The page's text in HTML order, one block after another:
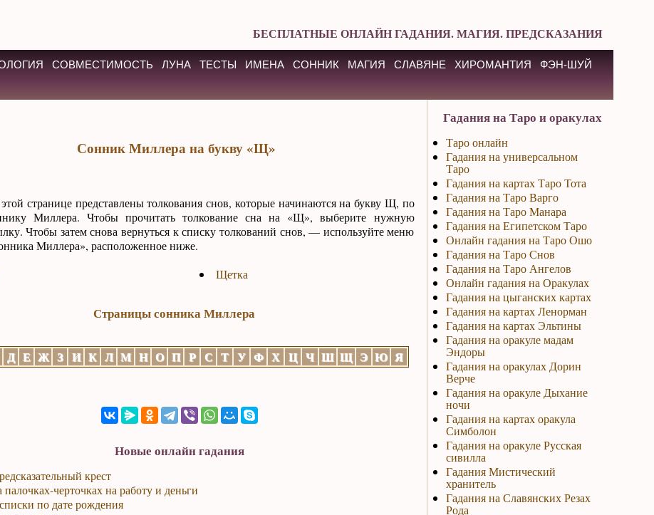
БЕСПЛАТНЫЕ ОНЛАЙН ГАДАНИЯ. МАГИЯ. ПРЕДСКАЗАНИЯ
СОВМЕСТИМОСТЬ ЛУНА ТЕСТЫ ИМЕНА СОННИК МАГИЯ СЛАВЯНЕ ХИРОМАНТИЯ
ФЭН-ШУЙ
Сонник Миллера на букву «Щ»
странице представлены толкования снов, которые начинаются на букву Щ, по
Миллера. Чтобы прочитать толкование сна на «Щ», выберите нужную
Чтобы затем снова вернуться к списку толкований снов, — используйте меню
Миллера», расположенное ниже.
Щетка
Страницы сонника Миллера
Д Е Ж З И К Л М Н О П Р С Т У Ф Х Ц Ч Ш Щ Э Ю Я
Новые онлайн гадания
крест
палочках-черточках на работу и деньги
по дате рождения
Гадания на Таро и оракулах
Таро онлайн
Гадания на универсальном
Таро
Гадания на картах Таро Тота
Гадания на Таро Варго
Гадания на Таро Манара
Гадания на Египетском Таро
Онлайн гадания на Таро Ошо
Гадания на Таро Снов
Гадания на Таро Ангелов
Онлайн гадания на Оракулах
Гадания на цыганских картах
Гадания на картах Ленорман
Гадания на картах Эльтины
Гадания на оракуле мадам
Эндоры
Гадания на оракулах Дорин
Верче
Гадания на оракуле Дыхание
ночи
Гадания на картах оракула
Симболон
Гадания на оракуле Русская
сивилла
Гадания Мистический
хранитель
Гадания на Славянских Резах
Рода